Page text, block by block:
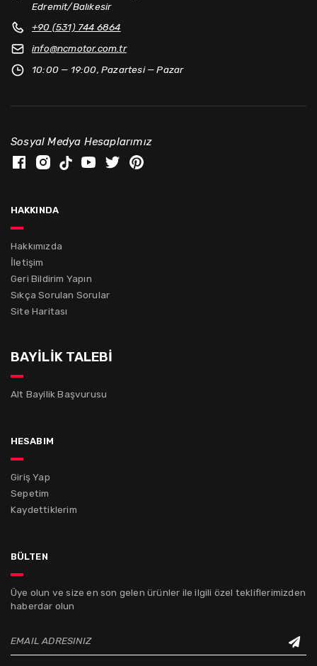
Edremit/Balıkesir
+90 (531) 744 6864
info@ncmotor.com.tr
10:00 — 19:00, Pazartesi — Pazar
Sosyal Medya Hesaplarımız
hakkında
Hakkımızda
İletişim
Geri Bildirim Yapın
Sıkça Sorulan Sorular
Site Haritası
BAYİLİK TALEBİ
Alt Bayilik Başvurusu
hesabım
Giriş Yap
Sepetim
Kaydettiklerim
bülten
Üye olun ve size en son gelen ürünler ile ilgili özel tekliflerimizden
haberdar olun
EMAIL ADRESINIZ